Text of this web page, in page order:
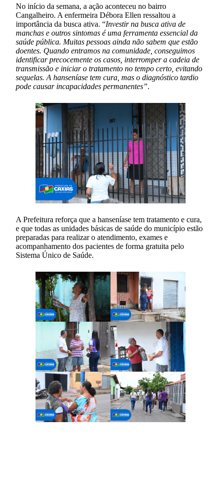
No início da semana, a ação aconteceu no bairro
Cangalheiro. A enfermeira Débora Ellen ressaltou a
importância da busca ativa. “Investir na busca ativa de
manchas e outros sintomas é uma ferramenta essencial da
saúde pública. Muitas pessoas ainda não sabem que estão
doentes. Quando entramos na comunidade, conseguimos
identificar precocemente os casos, interromper a cadeia de
transmissão e iniciar o tratamento no tempo certo, evitando
sequelas. A hanseníase tem cura, mas o diagnóstico tardio
pode causar incapacidades permanentes”.
A Prefeitura reforça que a hanseníase tem tratamento e cura,
e que todas as unidades básicas de saúde do município estão
preparadas para realizar o atendimento, exames e
acompanhamento dos pacientes de forma gratuita pelo
Sistema Único de Saúde.